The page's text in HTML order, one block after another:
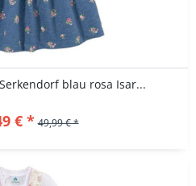
blau rosa Isar...
€ * 49,99 € *